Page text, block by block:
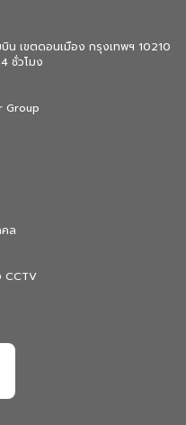
น เขตดอนเมือง กรุงเทพฯ 10210
ชั่วโมง
Group
ล
CCTV